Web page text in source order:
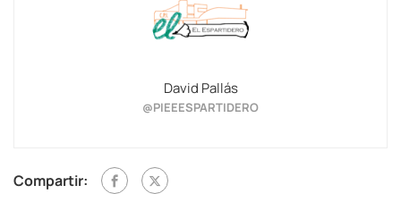
David Pallás
@PIEEESPARTIDERO
Compartir: